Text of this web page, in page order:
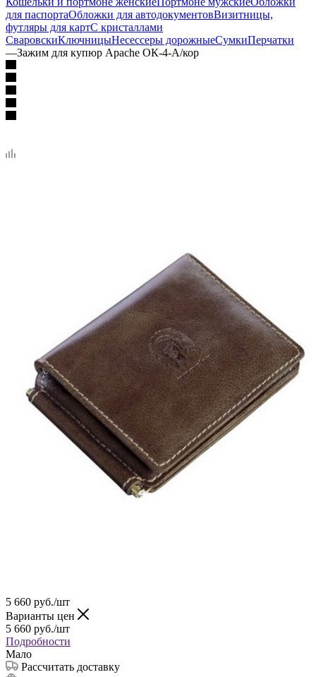
для паспортаОбложки для автодокументовВизитницы,
футляры для картC кристаллами
СваровскиКлючницыНесессеры дорожныеСумкиПерчатки
—Зажим для купюр Apache ОК-4-А/кор
5 660 руб./шт
Варианты цен
5 660 руб./шт
Подробности
Мало
Рассчитать доставку